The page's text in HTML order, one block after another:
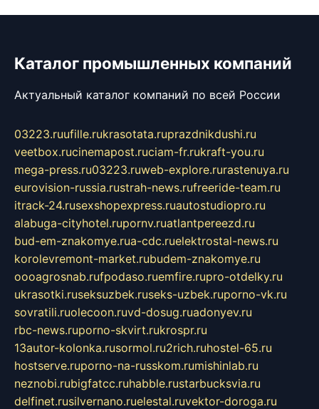
Каталог промышленных компаний
Актуальный каталог компаний по всей России
03223.ruufille.rukrasotata.ruprazdnikdushi.ru
veetbox.rucinemapost.ruciam-fr.rukraft-you.ru
mega-press.ru03223.ruweb-explore.rurastenuya.ru
eurovision-russia.rustrah-news.rufreeride-team.ru
itrack-24.rusexshopexpress.ruautostudiopro.ru
alabuga-cityhotel.rupornv.ruatlantpereezd.ru
bud-em-znakomye.rua-cdc.ruelektrostal-news.ru
korolevremont-market.rubudem-znakomye.ru
oooagrosnab.rufpodaso.ruemfire.rupro-otdelky.ru
ukrasotki.ruseksuzbek.ruseks-uzbek.ruporno-vk.ru
sovratili.ruolecoon.ruvd-dosug.ruadonyev.ru
rbc-news.ruporno-skvirt.rukrospr.ru
13autor-kolonka.rusormol.ru2rich.ruhostel-65.ru
hostserve.ruporno-na-russkom.rumishinlab.ru
neznobi.rubigfatcc.ruhabble.rustarbucksvia.ru
delfinet.rusilvernano.ruelestal.ruvektor-doroga.ru